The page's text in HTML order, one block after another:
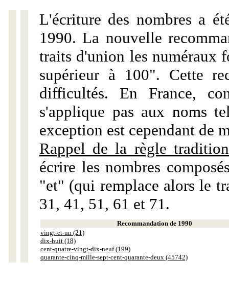
L'écriture des nombres a
1990. La nouvelle
traits d'union les numéraux
supérieur à 100". Cette
difficultés. En France,
s'applique pas aux noms
exception est cependant de
Rappel de la règle
écrire les nombres
"et" (qui remplace alors le
31, 41, 51, 61 et 71.
Recommandation de 1990
vingt-et-un (21)
dix-huit (18)
cent-quatre-vingt-dix-neuf (199)
quarante-cinq-mille-sept-cent-quarante-deux (45742)